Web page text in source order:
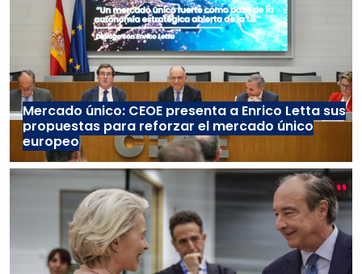
Mercado único: CEOE presenta a Enrico Letta sus
propuestas para reforzar el mercado único
europeo